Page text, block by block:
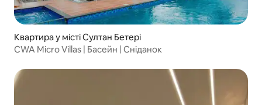
Квартира у місті Султан Бетері
CWA Micro Villas | Басейн | Сніданок